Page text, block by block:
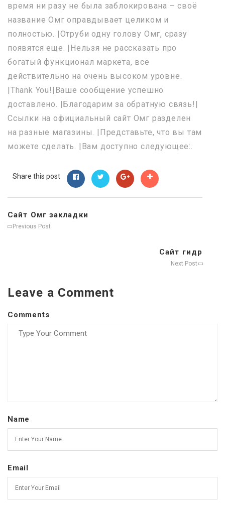
время ни разу не была заблокирована – своё
название Омг оправдывает целиком и
полностью. |Отруби одну голову Омг, сразу
появятся еще. |Нельзя не рассказать про
богатый функционал маркета, всё
действительно на очень высоком уровне.
|Thank You!|Ваше сообщение успешно
доставлено. |Благодарим за обратную связь!|
Ссылки на официальный сайт Омг разделен
на разные магазины. |Представьте, что вы там
можете сделать. |Вам доступно следующее:.
Share this post
Сайт Омг закладки
Previous Post
Сайт гидр
Next Post
Leave a Comment
Comments
Name
Email